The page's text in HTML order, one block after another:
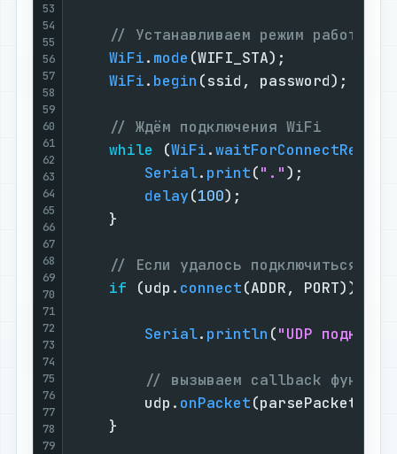
53
54
55
56
57
58
59
60
61
62
63
64
65
66
67
68
69
70
71
72
73
74
75
76
77
78
79
// Устанавливаем режим работы в
WiFi. mode (WIFI_STA);
WiFi. begin (ssid, password);
// Ждём подключения WiFi
while (WiFi.waitForConnectResult
Serial. print(".");
delay(100);
    }
// Если удалось подключиться по
if (udp. connect(ADDR, PORT)) {
Serial. println ("UDP
// вызываем callback функцию
        udp.
onPacket(parsePacket);
    }